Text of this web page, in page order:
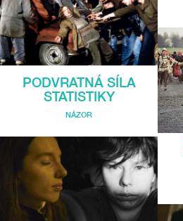
PODVRATNÁ SÍLA
STATISTIKY
NÁZOR